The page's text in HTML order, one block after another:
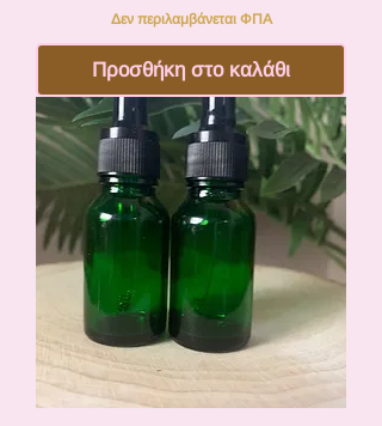
Δεν περιλαμβάνεται ΦΠΑ
Προσθήκη στο καλάθι